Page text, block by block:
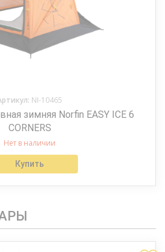
NI-10465
зимняя Norfin EASY ICE 6
CORNERS
Нет в наличии
Купить